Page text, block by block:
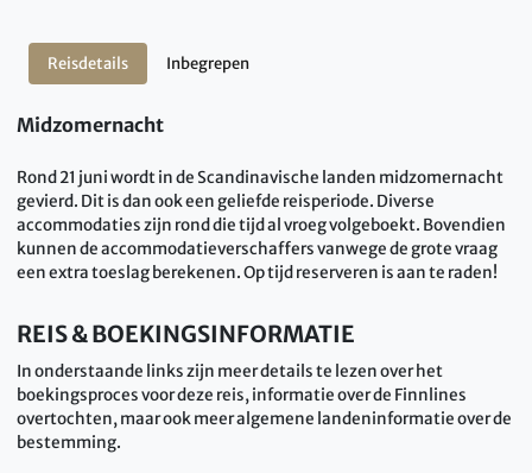
Reisdetails Inbegrepen
Midzomernacht
Rond 21 juni wordt in de Scandinavische landen midzomernacht
gevierd. Dit is dan ook een geliefde reisperiode. Diverse
accommodaties zijn rond die tijd al vroeg volgeboekt. Bovendien
kunnen de accommodatieverschaffers vanwege de grote vraag
een extra toeslag berekenen. Op tijd reserveren is aan te raden!
REIS & BOEKINGSINFORMATIE
In onderstaande links zijn meer details te lezen over het
boekingsproces voor deze reis, informatie over de Finnlines
overtochten, maar ook meer algemene landeninformatie over de
bestemming.